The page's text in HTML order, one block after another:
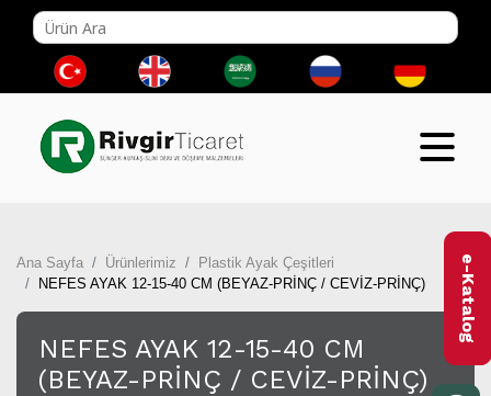
Ana Sayfa Ürünlerimiz
Plastik Ayak Çeşitleri
NEFES AYAK 12-15-40 CM (BEYAZ-PRİNÇ / CEVİZ-PRİNÇ)
NEFES AYAK 12-15-40 CM
(BEYAZ-PRİNÇ / CEVİZ-PRİNÇ)
e-Katalog